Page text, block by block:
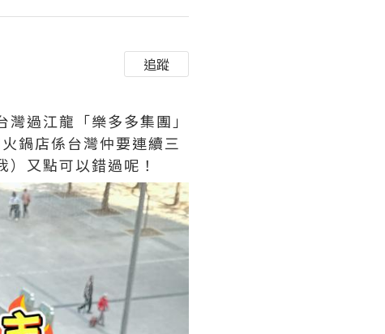
追蹤
過江龍「樂多多集團」
鍋店係台灣仲要連續三
又點可以錯過呢！